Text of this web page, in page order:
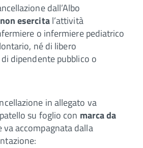
dall’Albo
esercital’attività
o infermiere pediatrico
né di libero
dipendente pubblico o
in allegato va
su foglio con marca da
va accompagnata dalla